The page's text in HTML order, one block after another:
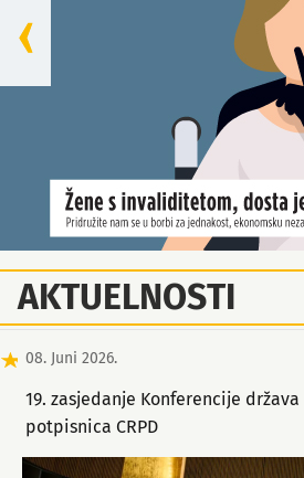
AKTUELNOSTI
08. Juni 2026.
19. zasjedanje Konferencije država
potpisnica CRPD